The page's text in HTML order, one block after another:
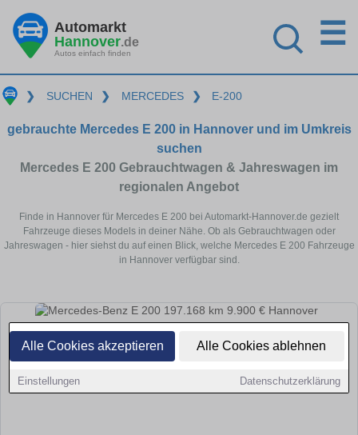
Alle Cookies akzeptieren Alle Cookies ablehnen
Einstellungen Datenschutzerklärung
Automarkt
Hannover.de
Autos einfach finden
☰
❯ SUCHEN ❯ MERCEDES ❯ E-200
gebrauchte Mercedes E 200 in Hannover und im Umkreis
suchen
Mercedes E 200 Gebrauchtwagen & Jahreswagen im
regionalen Angebot
Finde in Hannover für Mercedes E 200 bei Automarkt-Hannover.de gezielt
Fahrzeuge dieses Models in deiner Nähe. Ob als Gebrauchtwagen oder
Jahreswagen - hier siehst du auf einen Blick, welche Mercedes E 200 Fahrzeuge
in Hannover verfügbar sind.